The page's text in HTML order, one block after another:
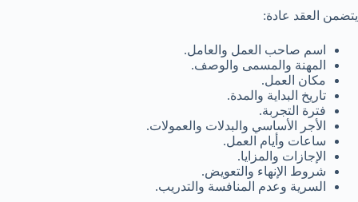
يتضمن العقد عادة:
اسم صاحب العمل والعامل.
المهنة والمسمى والوصف.
مكان العمل.
تاريخ البداية والمدة.
فترة التجربة.
الأجر الأساسي والبدلات والعمولات.
ساعات وأيام العمل.
الإجازات والمزايا.
شروط الإنهاء والتعويض.
السرية وعدم المنافسة والتدريب.